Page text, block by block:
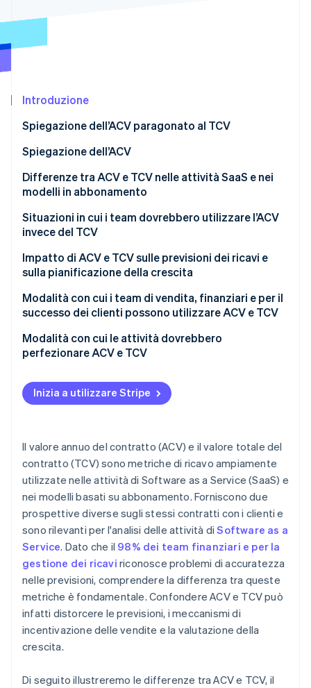
Prevenzione delle frodi
Climate
Identity
Verifica online dell'identità
Stripe Sessions 2026
Scopri come Stripe sta costruendo l'infrastruttura
Guarda ora
Introduzione
Spiegazione dell’ACV paragonato al TCV
Spiegazione dell’ACV
Spiegazione del TCV
Differenze tra ACV e TCV nelle attività SaaS e nei
modelli in abbonamento
Situazioni in cui i team dovrebbero utilizzare l’ACV
invece del TCV
Impatto di ACV e TCV sulle previsioni dei ricavi e
sulla pianificazione della crescita
Modalità con cui i team di vendita, finanziari e per il
successo dei clienti possono utilizzare ACV e TCV
Team di vendita
Team finanziari
Team per il successo dei clienti
Modalità con cui le attività dovrebbero
perfezionare ACV e TCV
Inizia a utilizzare Stripe
Il valore annuo del contratto (ACV) e il valore totale del
contratto (TCV) sono metriche di ricavo ampiamente
utilizzate nelle attività di Software as a Service (SaaS) e
nei modelli basati su abbonamento. Forniscono due
prospettive diverse sugli stessi contratti con i clienti e
sono rilevanti per l'analisi delle attività diSoftware as a
Service. Dato che il 98% dei team finanziari e per la
gestione dei ricavi riconosce problemi di accuratezza
nelle previsioni, comprendere la differenza tra queste
metriche è fondamentale. Confondere ACV e TCV può
infatti distorcere le previsioni, i meccanismi di
incentivazione delle vendite e la valutazione della
crescita.
Di seguito illustreremo le differenze tra ACV e TCV, il